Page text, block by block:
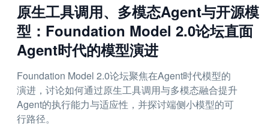
原生工具调用、多模态Agent与开源模
型：Foundation Model 2.0论坛直面
Agent时代的模型演进
Foundation Model 2.0论坛聚焦在Agent时代模型的
演进，讨论如何通过原生工具调用与多模态融合提升
Agent的执行能力与适应性，并探讨端侧小模型的可
行路径。